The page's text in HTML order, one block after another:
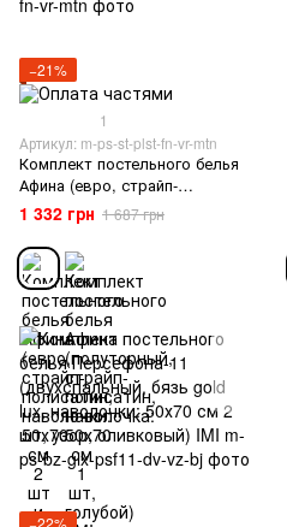
−21%
1
Артикул: m-ps-st-plst-fn-vr-mtn
Комплект постельного белья
Афина (евро, страйп-
полисатин, наволочки: 50х70
см 2 шт и 70х70 см 2 шт,
мятный) IMI
1 332 грн 1 687 грн
−22%